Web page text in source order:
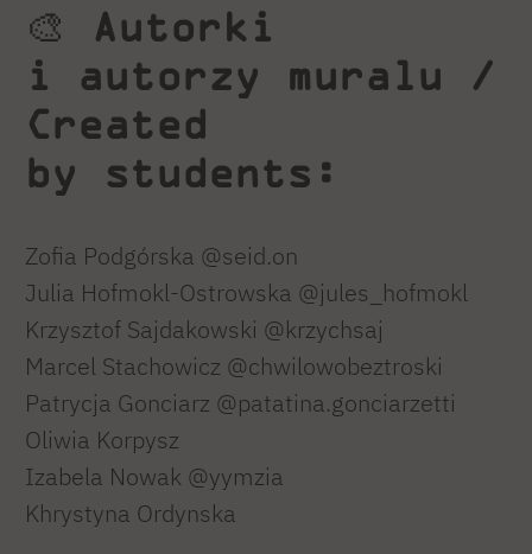
🎨 Autorki
i autorzy muralu /
Created
by students:
Zofia Podgórska @seid.on
Julia Hofmokl-Ostrowska @jules_hofmokl
Krzysztof Sajdakowski @krzychsaj
Marcel Stachowicz @chwilowobeztroski
Patrycja Gonciarz @patatina.gonciarzetti
Oliwia Korpysz
Izabela Nowak @yymzia
Khrystyna Ordynska